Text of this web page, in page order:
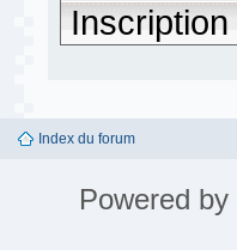
Inscription
Index du forum
Powered by